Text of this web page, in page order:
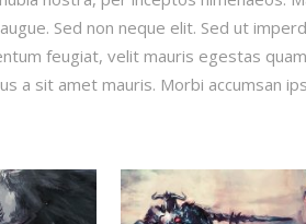
Sed non neque elit. Sed ut
feugiat, velit mauris egestas
a sit amet mauris. Morbi accumsan